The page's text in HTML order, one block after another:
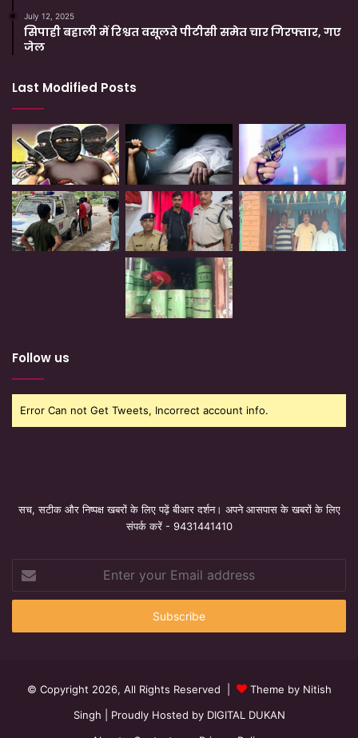
July 12, 2025
सिपाही बहाली में रिश्वत वसूलते पीटीसी समेत चार गिरफ्तार, गए
जेल
Last Modified Posts
Follow us
Error Can not Get Tweets, Incorrect account info.
सच, सटीक और निष्पक्ष खबरों के लिए पढ़ें बीआर दर्शन। अपने आसपास के खबरों के लिए
संपर्क करें - 9431441410
your
Email
© Copyright 2026, All Rights Reserved |
Theme by Nitish
Singh | Proudly Hosted by DIGITAL DUKAN